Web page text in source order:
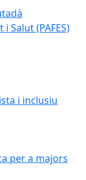
Salut (PAFES)
i inclusiu
per a majors